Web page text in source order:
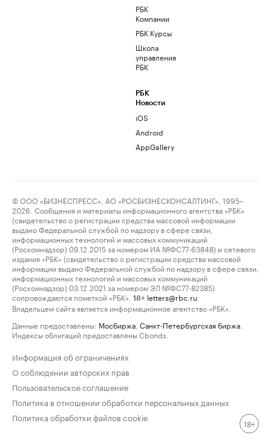
РБК
Компании
РБК Курсы
Школа
управления
РБК
РБК
Новости
iOS
Android
AppGallery
© ООО «БИЗНЕСПРЕСС», АО «РОСБИЗНЕСКОНСАЛТИНГ», 1995–
2026. Сообщения и материалы информационного агентства «РБК»
(свидетельство о регистрации средства массовой информации
выдано Федеральной службой по надзору в сфере связи,
информационных технологий и массовых коммуникаций
(Роскомнадзор) 09.12.2015 за номером ИА №ФС77-63848) и сетевого
издания «РБК» (свидетельство о регистрации средства массовой
информации выдано Федеральной службой по надзору в сфере связи,
информационных технологий и массовых коммуникаций
(Роскомнадзор) 03.12.2021 за номером ЭЛ №ФС77-82385)
сопровождаются пометкой «РБК».
18+ letters@rbc.ru
Владельцем сайта является информационное агентство «РБК».
Данные предоставлены: Мосбиржа Санкт-Петербургская биржа
Индексы облигаций предоставлены Cbonds.
Информация об ограничениях
О соблюдении авторских прав
Пользовательское соглашение
Политика в отношении обработки персональных данных
Политика обработки файлов cookie
18+